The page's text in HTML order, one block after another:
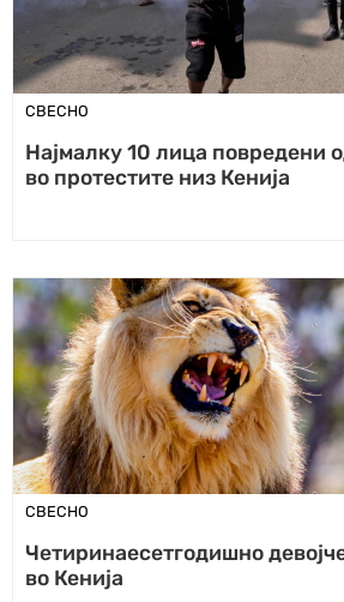
СВЕСНО
Најмалку 10 лица повредени
во протестите низ Кенија
СВЕСНО
Четиринаесетгодишно
во Кенија